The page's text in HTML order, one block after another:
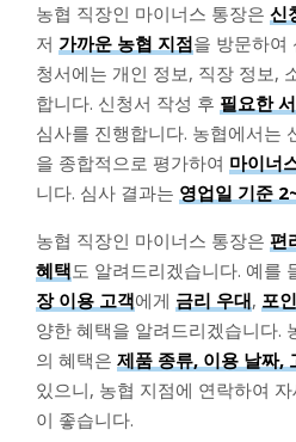
농협 직장인 마이너스 통장은 신
저 가까운 농협 지점을 방문하여
청서에는 개인 정보, 직장 정보,
합니다. 신청서 작성 후 필요한
심사를 진행합니다. 농협에서는
을 종합적으로 평가하여 마이너
니다. 심사 결과는 영업일 기준
농협 직장인 마이너스 통장은 편
혜택도 알려드리겠습니다. 예를
장 이용 고객에게 금리 우대, 포
양한 혜택을 알려드리겠습니다.
의 혜택은 제품 종류, 이용 날짜,
있으니, 농협 지점에 연락하여
이 좋습니다.